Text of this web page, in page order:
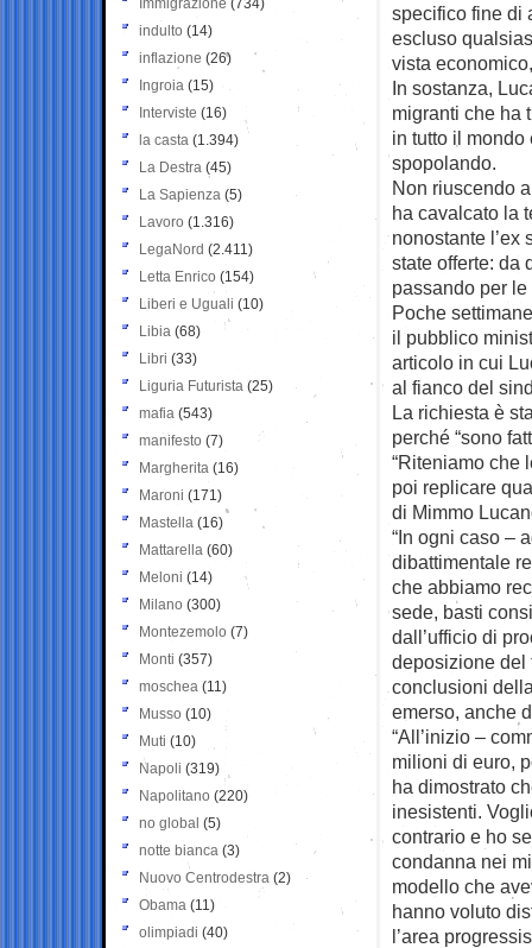
specifico fine di
escluso
vista
In sostanza,
migranti che ha
in tutto il
spopolando.
Non riuscendo
ha cavalcato la
nonostante l’ex
state offerte: da
passando per
Poche
il pubblico
articolo in cui
al fianco del
La richiesta è
perché “sono
“Riteniamo che
poi replicare
di Mimmo
“In ogni caso –
dibattimentale
che abbiamo
sede, basti
dall’ufficio di
deposizione del
conclusioni
emerso, anche
“All’inizio –
milioni di euro,
ha dimostrato
inesistenti.
contrario e ho
condanna nei
modello che
hanno voluto
l’area
Immigrazione (734)
indulto (14)
inflazione (26)
Ingroia (15)
Interviste (16)
la casta (1.394)
La Destra (45)
La Sapienza (5)
Lavoro (1.316)
LegaNord (2.411)
Letta Enrico (154)
Liberi e Uguali (10)
Libia (68)
Libri (33)
Liguria Futurista (25)
mafia (543)
manifesto (7)
Margherita (16)
Maroni (171)
Mastella (16)
Mattarella (60)
Meloni (14)
Milano (300)
Montezemolo (7)
Monti (357)
moschea (11)
Musso (10)
Muti (10)
Napoli (319)
Napolitano (220)
no global (5)
notte bianca (3)
Nuovo Centrodestra (2)
Obama (11)
olimpiadi (40)